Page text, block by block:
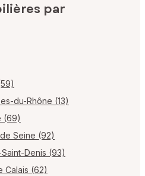
par
du-Rhône (13)
(69)
Seine (92)
Denis (93)
Calais (62)